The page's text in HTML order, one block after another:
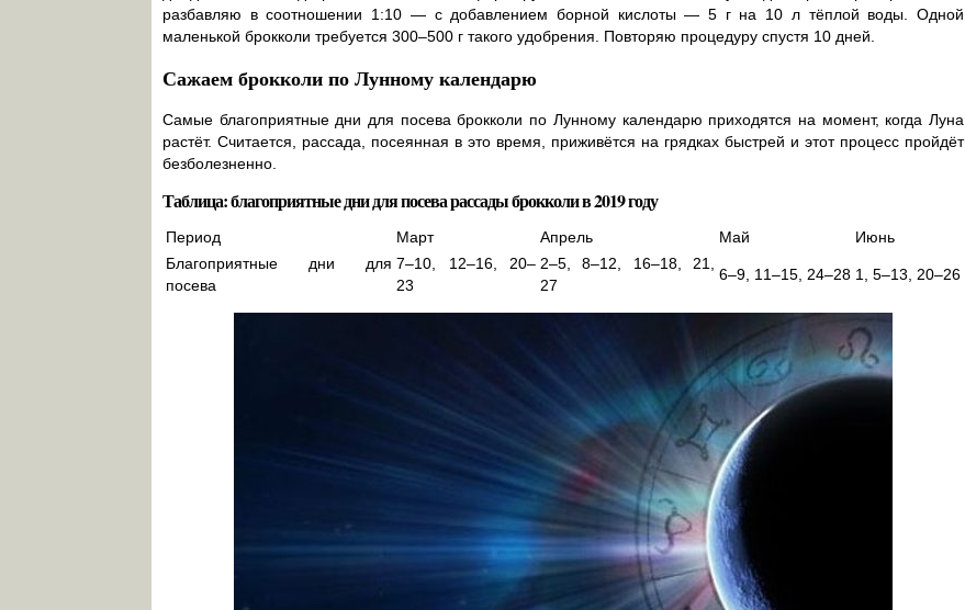
разбавляю в соотношении 1:10 — с добавлением борной кислоты — 5 г на 10 л тёплой воды. Одной
маленькой брокколи требуется 300–500 г такого удобрения. Повторяю процедуру спустя 10 дней.
Сажаем брокколи по Лунному календарю
Самые благоприятные дни для посева брокколи по Лунному календарю приходятся на момент, когда Луна
растёт. Считается, рассада, посеянная в это время, приживётся на грядках быстрей и этот процесс пройдёт
безболезненно.
Таблица: благоприятные дни для посева рассады брокколи в 2019 году
Период Март Апрель Май
Июнь
Благоприятные дни для
посева
7–10, 12–16, 20–
23
2–5, 8–12, 16–18, 21,
27
6–9, 11–15, 24–28 1, 5–13, 20–26